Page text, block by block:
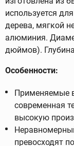
используется
дерева, мягкой
алюминия.
дюймов).
Особенности:
Применяемые
современная
высокую
превосходят